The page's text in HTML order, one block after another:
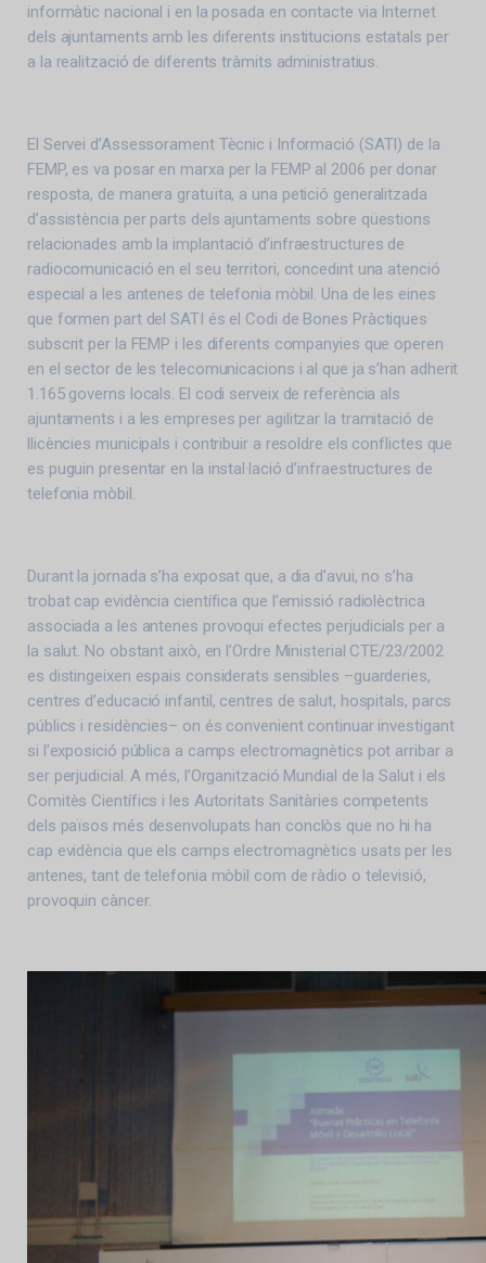
informàtic nacional i en la posada en contacte via Internet
dels ajuntaments amb les diferents institucions estatals per
a la realització de diferents tràmits administratius.
El Servei d’Assessorament Tècnic i Informació (SATI) de la
FEMP, es va posar en marxa per la FEMP al 2006 per donar
resposta, de manera gratuïta, a una petició generalitzada
d’assistència per parts dels ajuntaments sobre qüestions
relacionades amb la implantació d’infraestructures de
radiocomunicació en el seu territori, concedint una atenció
especial a les antenes de telefonia mòbil. Una de les eines
que formen part del SATI és el Codi de Bones Pràctiques
subscrit per la FEMP i les diferents companyies que operen
en el sector de les telecomunicacions i al que ja s’han adherit
1.165 governs locals. El codi serveix de referència als
ajuntaments i a les empreses per agilitzar la tramitació de
llicències municipals i contribuir a resoldre els conflictes que
es puguin presentar en la instal·lació d’infraestructures de
telefonia mòbil.
Durant la jornada s’ha exposat que, a dia d’avui, no s’ha
trobat cap evidència científica que l’emissió radiolèctrica
associada a les antenes provoqui efectes perjudicials per a
la salut. No obstant això, en l’Ordre Ministerial CTE/23/2002
es distingeixen espais considerats sensibles –guarderies,
centres d’educació infantil, centres de salut, hospitals, parcs
públics i residències– on és convenient continuar investigant
si l’exposició pública a camps electromagnètics pot arribar a
ser perjudicial. A més, l’Organització Mundial de la Salut i els
Comitès Científics i les Autoritats Sanitàries competents
dels països més desenvolupats han conclòs que no hi ha
cap evidència que els camps electromagnètics usats per les
antenes, tant de telefonia mòbil com de ràdio o televisió,
provoquin càncer.